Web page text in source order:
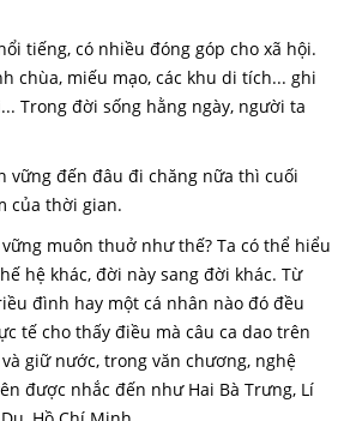
tiếng, có nhiều đóng góp cho xã hội.
chùa, miếu mạo, các khu di tích... ghi
Trong đời sống hằng ngày, người ta
vững đến đâu đi chăng nữa thì cuối
của thời gian.
muôn thuở như thế? Ta có thể hiểu
hệ khác, đời này sang đời khác. Từ
đình hay một cá nhân nào đó đều
tế cho thấy điều mà câu ca dao trên
giữ nước, trong văn chương, nghệ
được nhắc đến như Hai Bà Trưng, Lí